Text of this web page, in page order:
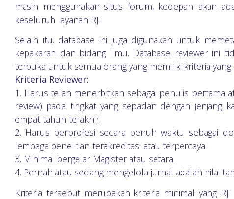
masih menggunakan situs forum, kedepan akan
keseluruh layanan RJI.
Selain itu, database ini juga digunakan untuk
kepakaran dan bidang ilmu. Database reviewer ini
terbuka untuk semua orang yang memiliki kriteria
Kriteria Reviewer:
1. Harus telah menerbitkan sebagai penulis pertama
review) pada tingkat yang sepadan dengan jenjang
empat tahun terakhir.
2. Harus berprofesi secara penuh waktu sebagai
lembaga penelitian terakreditasi atau terpercaya.
3. Minimal bergelar Magister atau setara.
4. Pernah atau sedang mengelola jurnal adalah nilai
Kriteria tersebut merupakan kriteria minimal yang